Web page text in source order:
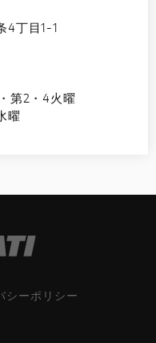
4丁目1-1
第2・4火曜
曜
シーポリシー